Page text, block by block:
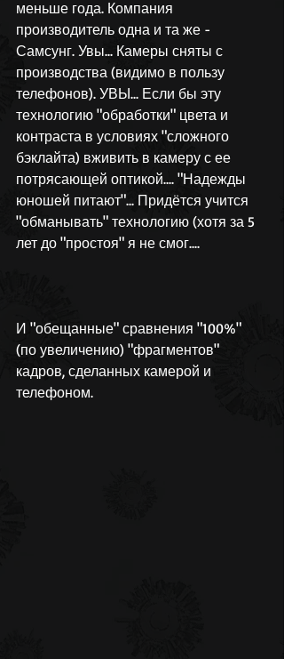
меньше года. Компания
производитель одна и та же -
Самсунг. Увы... Камеры сняты с
производства (видимо в пользу
телефонов). УВЫ... Если бы эту
технологию "обработки" цвета и
контраста в условиях "сложного
бэклайта) вживить в камеру с ее
потрясающей оптикой.... "Надежды
юношей питают"... Придётся учится
"обманывать" технологию (хотя за 5
лет до "простоя" я не смог....
И "обещанные" сравнения "100%"
(по увеличению) "фрагментов"
кадров, сделанных камерой и
телефоном.